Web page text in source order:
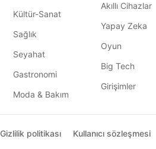
Kültür-Sanat
Sağlık
Seyahat
Gastronomi
Moda & Bakım
Akıllı Cihazlar
Yapay Zeka
Oyun
Big Tech
Girişimler
Gizlilik politikası Kullanıcı sözleşmesi